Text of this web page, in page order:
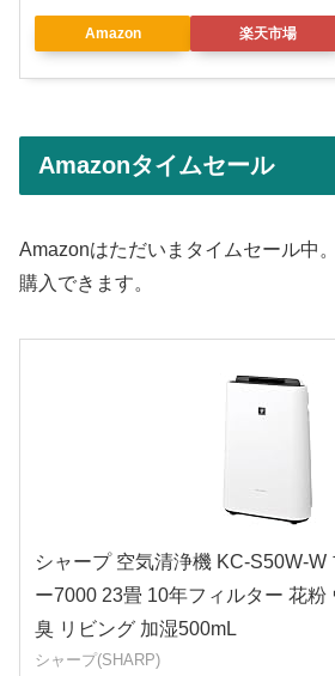
Amazon 楽天市場
Amazonタイムセール
Amazonはただいまタイムセール中
購入できます。
シャープ 空気清浄機 KC-S50W-W
ー7000 23畳 10年フィルター 花粉
臭 リビング 加湿500mL
シャープ(SHARP)